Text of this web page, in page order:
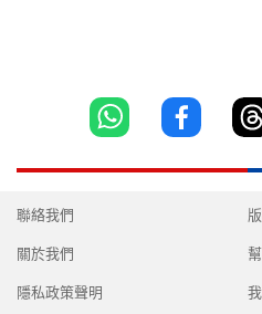
聯絡我們
關於我們
隱私政策聲明